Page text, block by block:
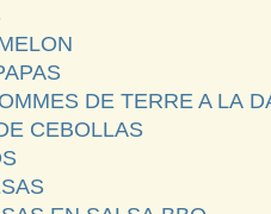
DE TERRE A LA
CEBOLLAS